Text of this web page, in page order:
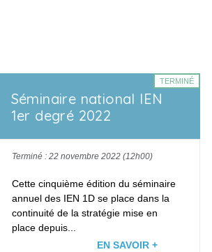
Séminaire national IEN
1er degré 2022
TERMINÉ
Terminé : 22 novembre 2022 (12h00)
Cette cinquième édition du séminaire
annuel des IEN 1Dse place dans la
continuité de la stratégie mise en
place depuis...
EN SAVOIR +